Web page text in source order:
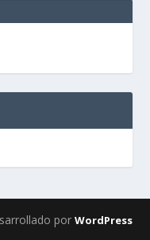
por WordPress